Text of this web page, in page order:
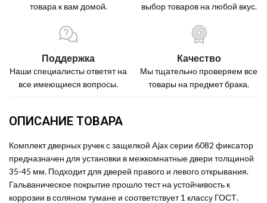
товара к вам домой.
выбор товаров на любой вкус.
Поддержка
Наши специалисты ответят на
все имеющиеся вопросы.
Качество
Мы тщательно проверяем все
товары на предмет брака.
ОПИСАНИЕ ТОВАРА
Комплект дверных ручек с защелкой Ajax серии 6082 фиксатор
предназначен для установки в межкомнатные двери толщиной
35-45 мм. Подходит для дверей правого и левого открывания.
Гальваническое покрытие прошло тест на устойчивость к
коррозии в соляном тумане и соответствует 1 классу ГОСТ.